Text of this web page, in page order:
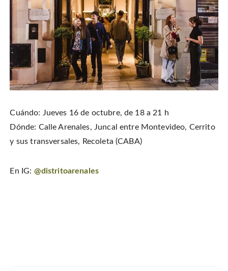
Cuándo: Jueves 16 de octubre, de 18 a 21 h
Dónde: Calle Arenales, Juncal entre Montevideo, Cerrito
y sus transversales, Recoleta (CABA)
En IG: @distritoarenales